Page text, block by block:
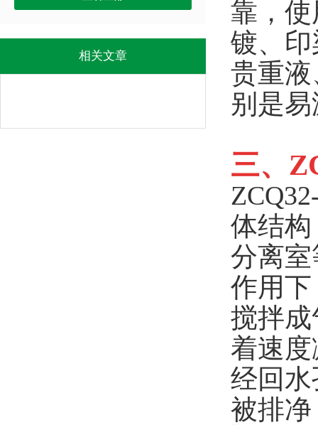
相关文章
靠，
镀、
贵重
别是
三、
体结
分离
作用
搅拌
着速
经回
被排